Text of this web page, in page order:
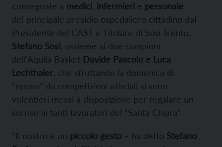
consegnate a medici infermieri e personale
del principale presidio ospedaliero cittadino dal
Presidente del CAST e Titolare di Sosi Trento,
Stefano Sosi , assieme ai due campioni
dell’Aquila Basket Davide Pascolo e Luca
Lechthaler , che sfruttando la domenica di
“riposo” da competizioni ufficiali si sono
volentieri messi a disposizione per regalare un
sorriso ai tanti lavoratori del “Santa Chiara”.
“Il nostro è un piccolo gesto – ha detto Stefano